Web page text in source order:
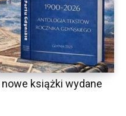
książki wydane